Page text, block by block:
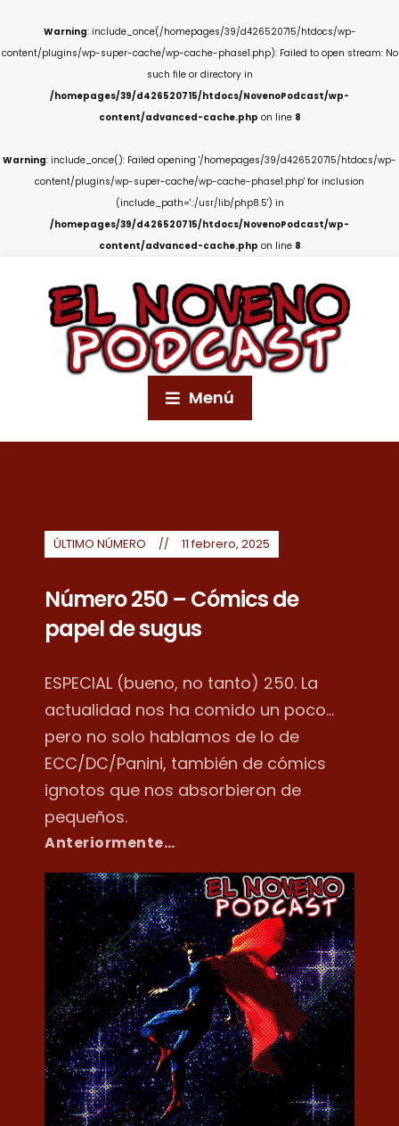
Warning: include_once(/homepages/39/d426520715/htdocs/wp-
content/plugins/wp-super-cache/wp-cache-phase1.php): Failed to open stream: No
such file or directory in
/homepages/39/d426520715/htdocs/NovenoPodcast/wp-
content/advanced-cache.php on line 8
Warning: include_once(): Failed opening '/homepages/39/d426520715/htdocs/wp-
content/plugins/wp-super-cache/wp-cache-phase1.php' for inclusion
(include_path='.:/usr/lib/php8.5') in
/homepages/39/d426520715/htdocs/NovenoPodcast/wp-
content/advanced-cache.php on line 8
Menú
ÚLTIMO NÚMERO 11 febrero, 2025
Número 250 – Cómics de
papel de sugus
ESPECIAL (bueno, no tanto) 250. La
actualidad nos ha comido un poco...
pero no solo hablamos de lo de
ECC/DC/Panini, también de cómics
ignotos que nos absorbieron de
pequeños.
Anteriormente…